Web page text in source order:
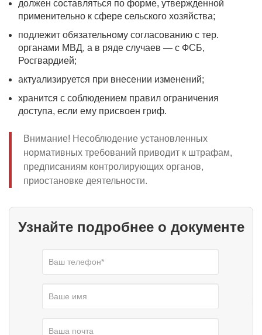
должен составляться по форме, утвержденной
применительно к сфере сельского хозяйства;
подлежит обязательному согласованию с тер.
органами МВД, а в ряде случаев — с ФСБ,
Росгвардией;
актуализируется при внесении изменений;
хранится с соблюдением правил ограничения
доступа, если ему присвоен гриф.
Внимание! Несоблюдение установленных
нормативных требований приводит к штрафам,
предписаниям контролирующих органов,
приостановке деятельности.
Узнайте подробнее о документе